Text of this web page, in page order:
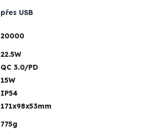
přes USB
20000
22.5W
QC 3.0/PD
15W
IP54
171x98x53mm
775g